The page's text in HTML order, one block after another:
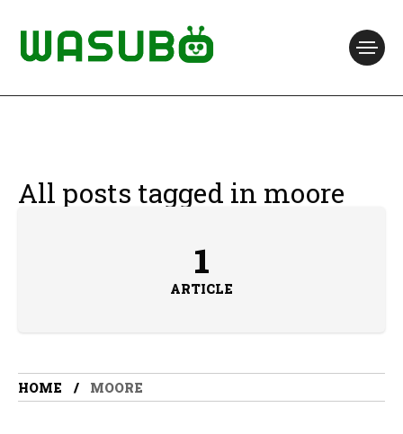
All posts tagged in moore
1
ARTICLE
HOME MOORE